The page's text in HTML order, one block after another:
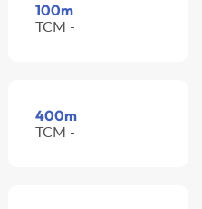
100m
TCM -
400m
TCM -